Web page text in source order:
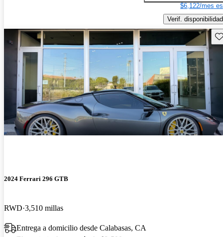
$6,122/mes
Verif. disponibilidad
2024 Ferrari 296 GTB
RWD 3,510 millas
Entrega a domicilio desde Calabasas, CA